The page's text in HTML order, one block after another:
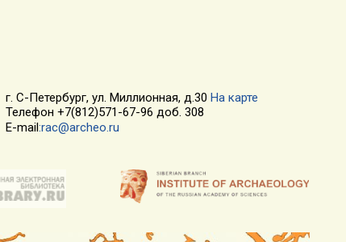
г. С-Петербург, ул. Миллионная, д.30На карте
Телефон +7(812)571-67-96 доб. 308
E-mail:rac@archeo.ru